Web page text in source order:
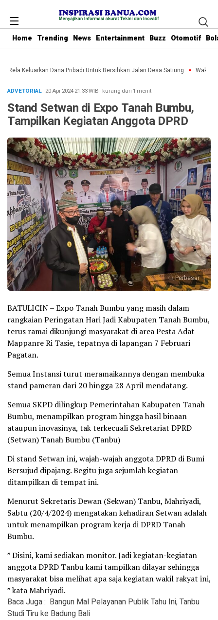
Home Trending News Entertainment Buzz Otomotif
Rela Keluarkan Dana Pribadi Untuk Bersihkan Jalan Desa Satiung Waket
ADVETORIAL· 20 Apr 202421:33WIB · kurang dari 1 menit
Stand Setwan di Expo Tanah Bumbu,
Tampilkan Kegiatan Anggota DPRD
Perbesar
BATULICIN – Expo Tanah Bumbu yang masih dalam
rangkaian Peringatan Hari Jadi Kabupaten Tanah Bumbu,
terus ramai dikunjungi masyarakat di area Pesta Adat
Mappanre Ri Tasie, tepatnya di lapangan 7 Februari
Pagatan.
Semua Instansi turut meramaikannya dengan membuka
stand pameran dari 20 hingga 28 April mendatang.
Semua SKPD dilingkup Pemerintahan Kabupaten Tanah
Bumbu, menampilkan program hingga hasil binaan
ataupun inovasinya, tak terkecuali Sekretariat DPRD
(Setwan) Tanah Bumbu (Tanbu)
Di stand Setwan ini, wajah-wajah anggota DPRD di Bumi
Bersujud dipajang. Begitu juga sejumlah kegiatan
ditampilkan di tempat ini.
Menurut Sekretaris Dewan (Sekwan) Tanbu, Mahriyadi,
Sabtu (20/4/2024) mengatakan kehadiran Setwan adalah
untuk menampilkan program kerja di DPRD Tanah
Bumbu.
” Disini, kami sediakan monitor. Jadi kegiatan-kegiatan
anggota DPRD Tanbu kami tampilkan dilayar sehingga
masyarakat bisa melihat apa saja kegiatan wakil rakyat ini,
” kata Mahriyadi.
Baca Juga : Bangun Mal Pelayanan Publik Tahu Ini, Tanbu
Studi Tiru ke Badung Bali